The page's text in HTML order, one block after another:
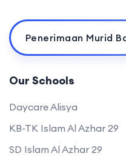
Penerimaan Murid
Our Schools
Daycare Alisya
KB-TK Islam Al Azhar 29
SD Islam Al Azhar 29